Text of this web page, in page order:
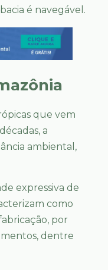
é navegável.
que vem
a
ambiental,
expressiva de
como
por
dentre